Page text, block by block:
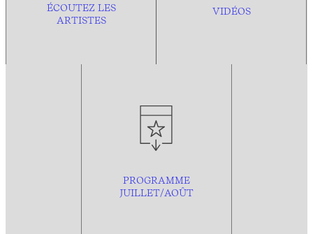
ÉCOUTEZ LES
ARTISTES
VIDÉOS
PROGRAMME
JUILLET/AOÛT